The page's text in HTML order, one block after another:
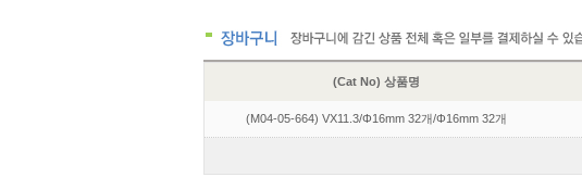
(Cat No) 상품명
(M04-05-664) VX11.3/Φ16mm 32개/Φ16mm 32개